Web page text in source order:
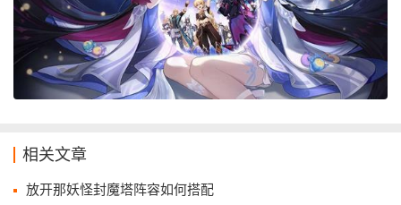
相关文章
放开那妖怪封魔塔阵容如何搭配